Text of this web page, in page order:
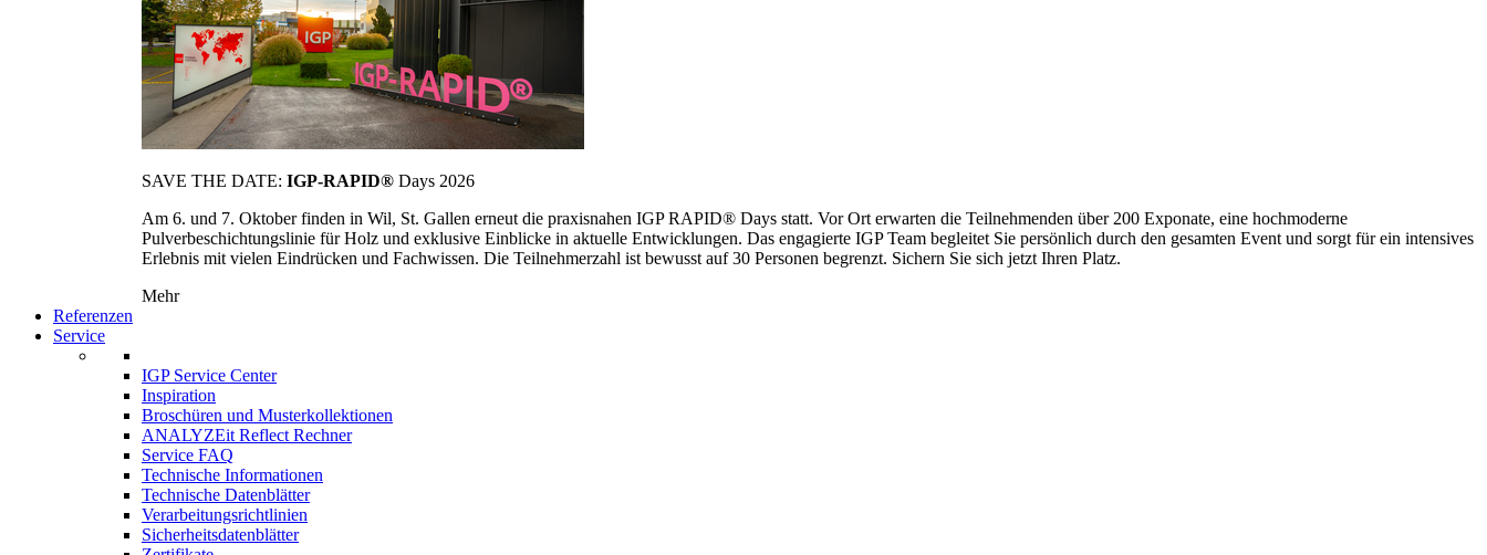
SAVE THE DATE: IGP-RAPID® Days 2026
Am 6. und 7. Oktober finden in Wil, St. Gallen erneut die praxisnahen IGP RAPID® Days statt. Vor Ort erwarten die Teilnehmenden über 200 Exponate, eine hochmoderne
Pulverbeschichtungslinie für Holz und exklusive Einblicke in aktuelle Entwicklungen. Das engagierte IGP Team begleitet Sie persönlich durch den gesamten Event und sorgt für ein intensives
Erlebnis mit vielen Eindrücken und Fachwissen. Die Teilnehmerzahl ist bewusst auf 30 Personen begrenzt. Sichern Sie sich jetzt Ihren Platz.
Mehr
Referenzen
Service
IGP Service Center
Inspiration
Broschüren und Musterkollektionen
ANALYZEit Reflect Rechner
Service FAQ
Technische Informationen
Technische Datenblätter
Verarbeitungsrichtlinien
Sicherheitsdatenblätter